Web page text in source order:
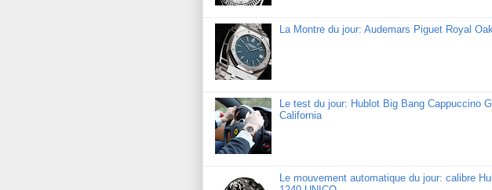
La Montre du jour: Audemars Piguet Royal Oak
Le test du jour: Hublot Big Bang Cappuccino
California
Le mouvement automatique du jour: calibre